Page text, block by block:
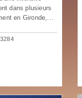
dans plusieurs
en Gironde,...